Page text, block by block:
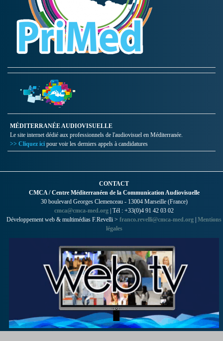
MÉDITERRANÉE AUDIOVISUELLE
Le site internet dédié aux professionnels de l'audiovisuel en Méditerranée.
>> Cliquez ici pour voir les derniers appels à candidatures
CONTACT
CMCA / Centre Méditerranéen de la Communication Audiovisuelle
30 boulevard Georges Clemenceau - 13004 Marseille (France)
cmca@cmca-med.org | Tél : +33(0)4 91 42 03 02
Développement web & multimédias F.Revelli > franco.revelli@cmca-med.org | Mentions
légales